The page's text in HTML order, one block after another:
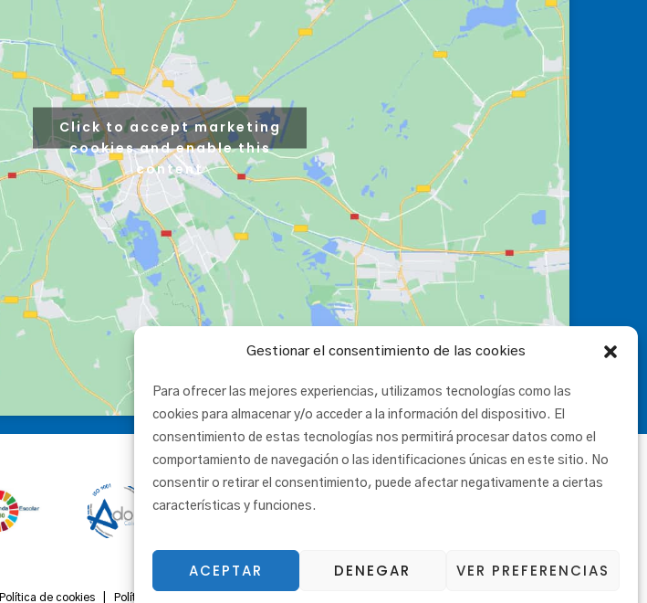
Gestionar el consentimiento de las cookies
Para ofrecer las mejores experiencias, utilizamos tecnologías como las
cookies para almacenar y/o acceder a la información del dispositivo. El
consentimiento de estas tecnologías nos permitirá procesar datos como el
comportamiento de navegación o las identificaciones únicas en este sitio. No
consentir o retirar el consentimiento, puede afectar negativamente a ciertas
características y funciones.
ACEPTAR DENEGAR VER PREFERENCIAS
Click to accept marketing
cookies and enable this
content
Política de cookies| Política de privacidad